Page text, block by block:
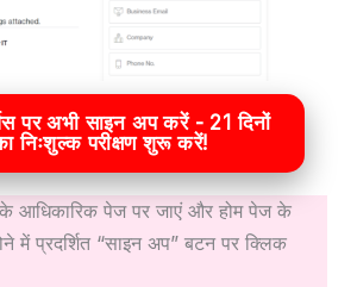
पर अभी साइन अप करें - 21 दिनों
निःशुल्क परीक्षण शुरू करें!
आधिकारिक पेज पर जाएं और होम पेज के
में प्रदर्शित “साइन अप” बटन पर क्लिक